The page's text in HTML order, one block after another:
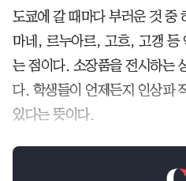
도쿄에 갈 때마다 부러운 것 중
마네, 르누아르, 고흐, 고갱 등
는 점이다. 소장품을 전시하는
다. 학생들이 언제든지 인상파
있다는 뜻이다.